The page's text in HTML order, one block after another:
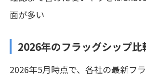
面が多い
2026年のフラッグシップ比
2026年5月時点で、各社の最新フ